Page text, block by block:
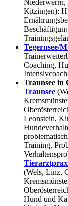
Niederwerrn,
Kitzingen):
Tegernsee/
Coaching,
Traunsee in
Traunsee
Leonstein,
Training,
(Wels, Linz,
Hund und